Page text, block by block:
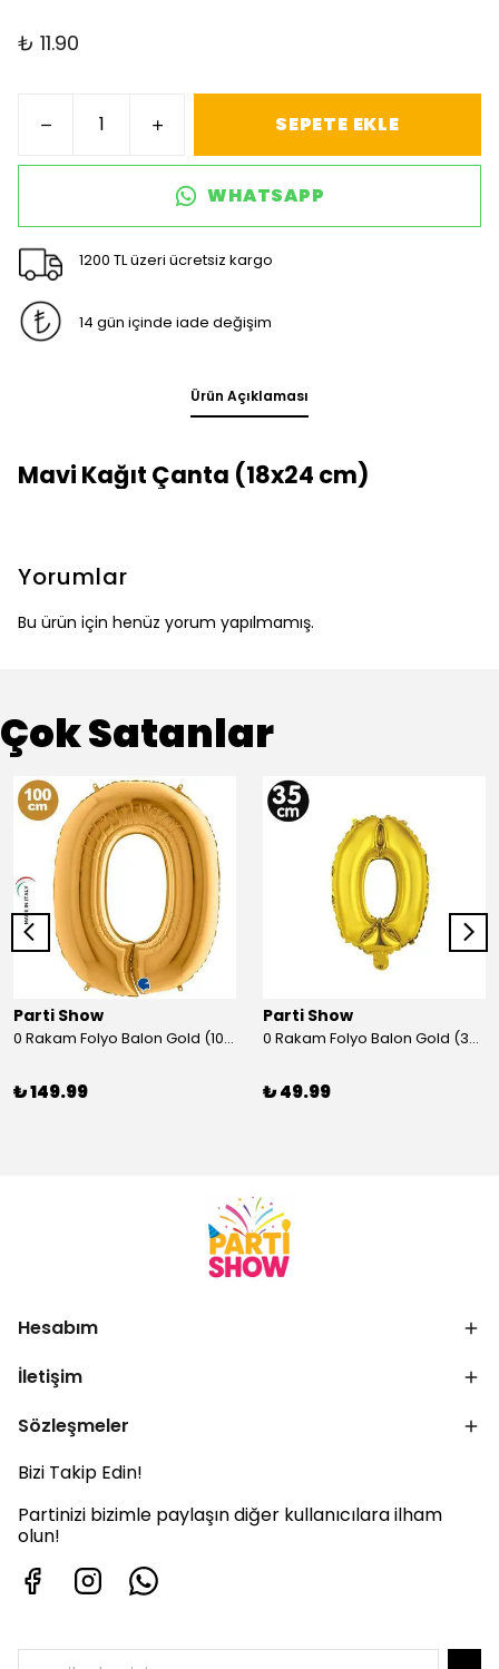
₺ 11.90
SEPETE EKLE
WHATSAPP
1200 TL üzeri ücretsiz kargo
14 gün içinde iade değişim
Ürün Açıklaması
Mavi Kağıt Çanta (18x24 cm)
Yorumlar
Bu ürün için henüz yorum yapılmamış.
Çok Satanlar
Parti Show
0 Rakam Folyo Balon Gold (100x70 cm)
₺ 149.99
Parti Show
0 Rakam Folyo Balon Gold (35 cm)
₺ 49.99
Hesabım
İletişim
Sözleşmeler
Bizi Takip Edin!
Partinizi bizimle paylaşın diğer kullanıcılara ilham
olun!